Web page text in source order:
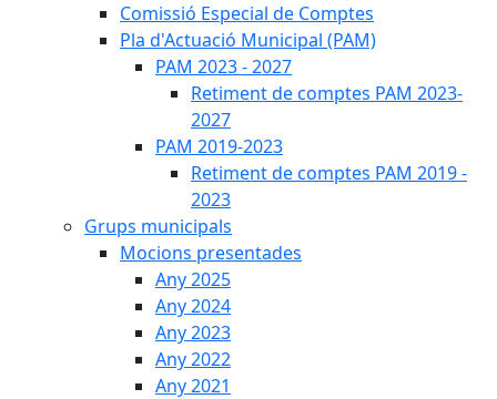
Comissió Especial de Comptes
Pla d'Actuació Municipal (PAM)
PAM 2023 - 2027
Retiment de comptes PAM 2023-
2027
PAM 2019-2023
Retiment de comptes PAM 2019 -
2023
Grups municipals
Mocions presentades
Any 2025
Any 2024
Any 2023
Any 2022
Any 2021